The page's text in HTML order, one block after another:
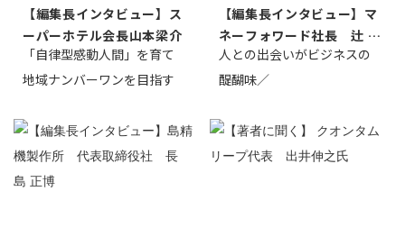
【編集長インタビュー】ス
ーパーホテル会長山本梁介
「自律型感動人間」を育て
地域ナンバーワンを目指す
【編集長インタビュー】マ
ネーフォワード社長 辻 庸
介
人との出会いがビジネスの
醍醐味／